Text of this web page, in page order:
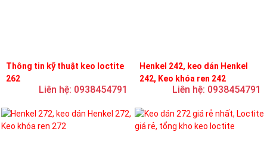
Thông tin kỹ thuật keo loctite
262
Liên hệ: 0938454791
Henkel 242, keo dán Henkel
242, Keo khóa ren 242
Liên hệ: 0938454791